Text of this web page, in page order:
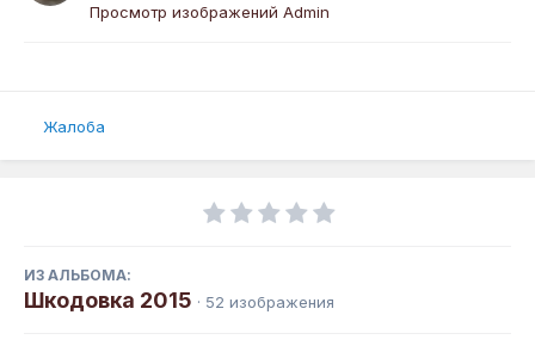
Просмотр изображений Admin
Жалоба
ИЗ АЛЬБОМА:
Шкодовка 2015 · 52 изображения